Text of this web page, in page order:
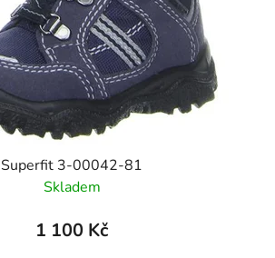
Superfit 3-00042-81
Skladem
1 100 Kč